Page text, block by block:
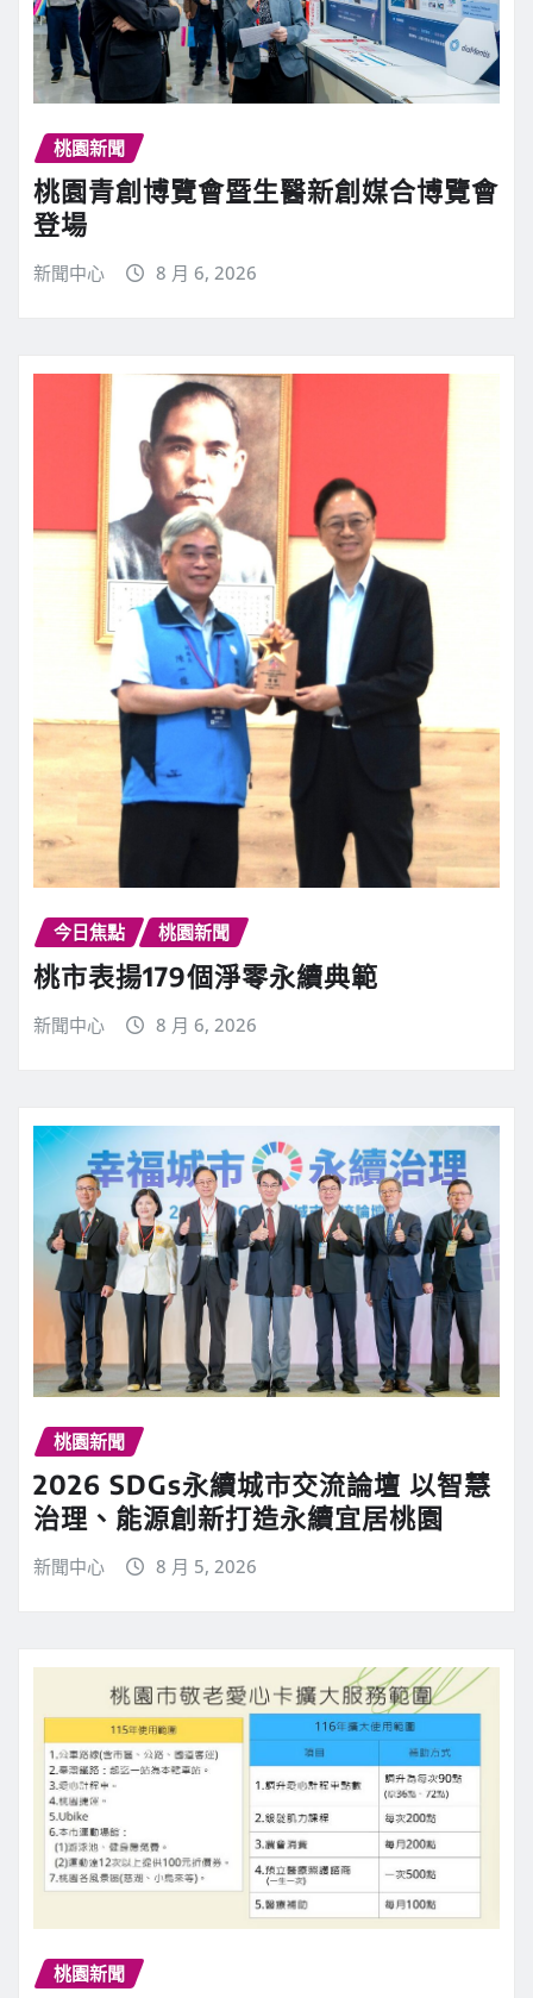
桃園新聞
桃園青創博覽會暨生醫新創媒合博覽會
登場
新聞中心 8 月 6, 2026
今日焦點 桃園新聞
桃市表揚179個淨零永續典範
新聞中心 8 月 6, 2026
桃園新聞
2026 SDGs永續城市交流論壇 以智慧
治理、能源創新打造永續宜居桃園
新聞中心 8 月 5, 2026
桃園新聞